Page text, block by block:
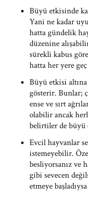
Büyü etkisinde
Yani ne kadar
hatta gündelik
düzenine
sürekli kabus
hatta her yere
Büyü etkisi
gösterir. Bunlar;
ense ve sırt
olabilir ancak
belirtiler de
Evcil hayvanlar
istemeyebilir.
besliyorsanız ve
gibi sevecen
etmeye